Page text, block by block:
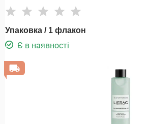
Упаковка / 1 флакон
Є в наявності